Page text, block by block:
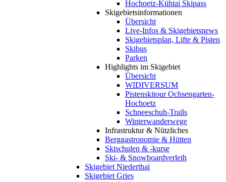
Hochoetz-Kühtai Skipass
Skigebietsinformationen
Übersicht
Live-Infos & Skigebietsnews
Skigebietsplan, Lifte & Pisten
Skibus
Parken
Highlights im Skigebiet
Übersicht
WIDIVERSUM
Pistenskitour Ochsengarten-
Hochoetz
Schneeschuh-Trails
Winterwanderwege
Infrastruktur & Nützliches
Berggastronomie & Hütten
Skischulen & -kurse
Ski- & Snowboardverleih
Skigebiet Niederthai
Skigebiet Gries